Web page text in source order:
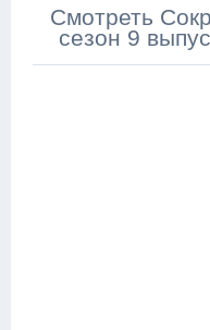
Смотреть
сезон 9